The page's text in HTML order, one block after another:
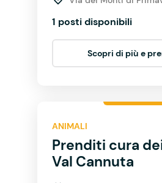
1 posti disponibili
Scopri di più e
ANIMALI
Prenditi cura
Val Cannuta